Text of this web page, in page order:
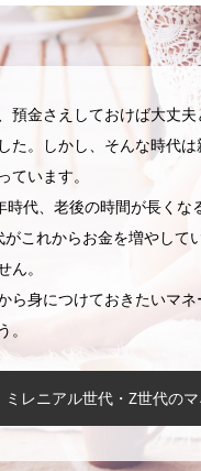
預金さえしておけば大丈
た。しかし、そんな時代は
ています。
時代、老後の時間が長くな
がこれからお金を増やして
ん。
ら身につけておきたいマネ
。
ミレニアル世代・Z世代の